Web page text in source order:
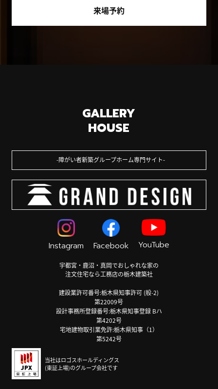
来場予約
GALLERY
HOUSE
障がい者新築グループホーム専門サイト
Instagram Facebook YouTube
宇都宮・鹿沼・真岡でおしゃれな家の
注文住宅なら工務店の栃木建築社
建設業許可番号:栃木県知事許可 (般-2)
第22009号
設計事務所登録番号:栃木県知事登録 Bハ
第4202号
宅地建物取引業免許:栃木県知事（1）
第5242号
当社はロゴスホールディングス
(東証上場)のグループ会社です